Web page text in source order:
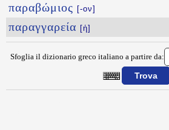
παραβώμιος [-ον]
παραγγαρεία [ἡ]
Sfoglia il dizionario greco italiano a partire da: